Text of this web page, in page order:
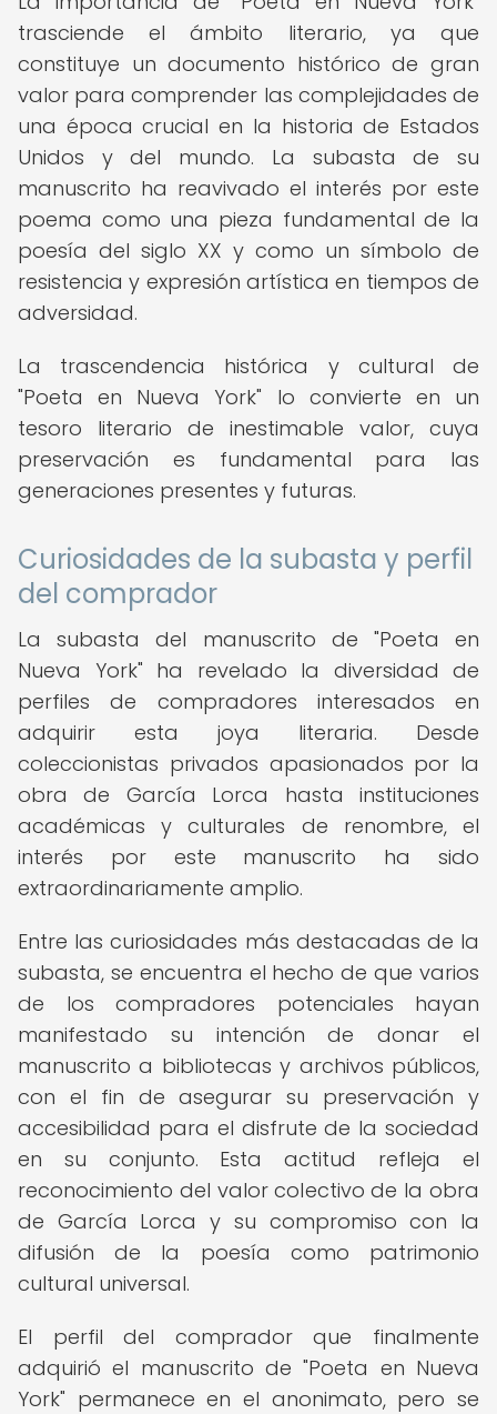
trasciende el ámbito literario, ya que
constituye un documento histórico de gran
valor para comprender las complejidades de
una época crucial en la historia de Estados
Unidos y del mundo. La subasta de su
manuscrito ha reavivado el interés por este
poema como una pieza fundamental de la
poesía del siglo XX y como un símbolo de
resistencia y expresión artística en tiempos de
adversidad.
La trascendencia histórica y cultural de
"Poeta en Nueva York" lo convierte en un
tesoro literario de inestimable valor, cuya
preservación es fundamental para las
generaciones presentes y futuras.
Curiosidades de la subasta y perfil
del comprador
La subasta del manuscrito de "Poeta en
Nueva York" ha revelado la diversidad de
perfiles de compradores interesados en
adquirir esta joya literaria. Desde
coleccionistas privados apasionados por la
obra de García Lorca hasta instituciones
académicas y culturales de renombre, el
interés por este manuscrito ha sido
extraordinariamente amplio.
Entre las curiosidades más destacadas de la
subasta, se encuentra el hecho de que varios
de los compradores potenciales hayan
manifestado su intención de donar el
manuscrito a bibliotecas y archivos públicos,
con el fin de asegurar su preservación y
accesibilidad para el disfrute de la sociedad
en su conjunto. Esta actitud refleja el
reconocimiento del valor colectivo de la obra
de García Lorca y su compromiso con la
difusión de la poesía como patrimonio
cultural universal.
El perfil del comprador que finalmente
adquirió el manuscrito de "Poeta en Nueva
York" permanece en el anonimato, pero se